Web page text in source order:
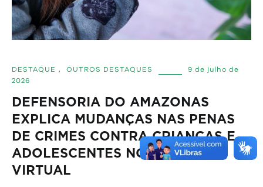
DESTAQUE , OUTROS DESTAQUES
9 de julho de
2026
DEFENSORIA DO AMAZONAS
EXPLICA MUDANÇAS NAS PENAS
DE CRIMES CONTRA CRIANÇAS E
ADOLESCENTES NO AMBIENTE
VIRTUAL